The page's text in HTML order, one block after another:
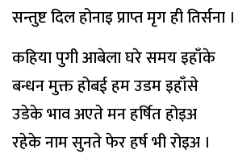
सन्तुष्ट दिल होनाइ प्राप्त मृग ही तिर्सना ।
कहिया पुगी आबेला घरे समय इहाँके
बन्धन मुक्त होबई हम उडम इहाँसे
उडेके भाव अएते मन हर्षित होइअ
रहेके नाम सुनते फेर हर्ष भी रोइअ ।